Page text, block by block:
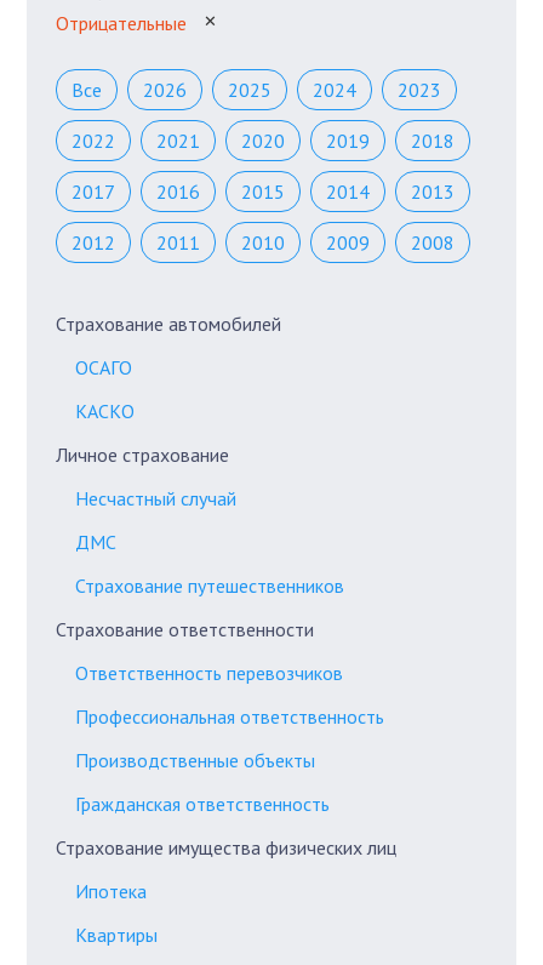
Отрицательные
✕
Все 2026 2025 2024 2023
2022 2021 2020 2019 2018
2017 2016 2015 2014 2013
2012 2011 2010 2009 2008
Страхование автомобилей
ОСАГО
КАСКО
Личное страхование
Несчастный случай
ДМС
Страхование путешественников
Страхование ответственности
Ответственность перевозчиков
Профессиональная ответственность
Производственные объекты
Гражданская ответственность
Страхование имущества физических лиц
Ипотека
Квартиры